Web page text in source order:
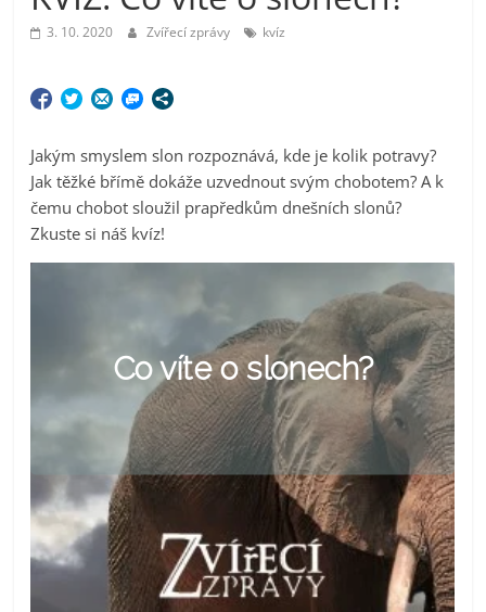
3. 10. 2020 Zvířecí zprávy kvíz
Jakým smyslem slon rozpoznává, kde je kolik potravy?
Jak těžké břímě dokáže uzvednout svým chobotem? A k
čemu chobot sloužil prapředkům dnešních slonů?
Zkuste si náš kvíz!